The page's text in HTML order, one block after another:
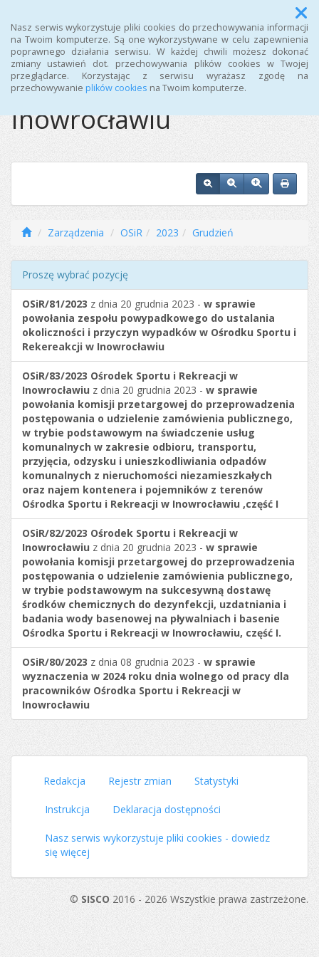
Nasz serwis wykorzystuje pliki cookies do przechowywania informacji
na Twoim komputerze. Są one wykorzystywane w celu zapewnienia
poprawnego działania serwisu. W każdej chwili możesz dokonać
zmiany ustawień dot. przechowywania plików cookies w Twojej
przeglądarce. Korzystając z serwisu wyrażasz zgodę na
przechowywanie plików cookies na Twoim komputerze.
Menu
Ośrodek Sportu i
Rekreacji w
Inowrocławiu
Zarządzenia OSiR 2023 Grudzień
Proszę wybrać pozycję
OSiR/81/2023 z dnia 20 grudnia 2023 - w sprawie
powołania zespołu powypadkowego do ustalania
okoliczności i przyczyn wypadków w Ośrodku Sportu i
Rekereakcji w Inowrocławiu
OSiR/83/2023 Ośrodek Sportu i Rekreacji w
Inowrocławiu z dnia 20 grudnia 2023 - w sprawie
powołania komisji przetargowej do przeprowadzenia
postępowania o udzielenie zamówienia publicznego,
w trybie podstawowym na świadczenie usług
komunalnych w zakresie odbioru, transportu,
przyjęcia, odzysku i unieszkodliwiania odpadów
komunalnych z nieruchomości niezamieszkałych
oraz najem kontenera i pojemników z terenów
Ośrodka Sportu i Rekreacji w Inowrocławiu ,część I
OSiR/82/2023 Ośrodek Sportu i Rekreacji w
Inowrocławiu z dnia 20 grudnia 2023 - w sprawie
powołania komisji przetargowej do przeprowadzenia
postępowania o udzielenie zamówienia publicznego,
w trybie podstawowym na sukcesywną dostawę
środków chemicznych do dezynfekcji, uzdatniania i
badania wody basenowej na pływalniach i basenie
Ośrodka Sportu i Rekreacji w Inowrocławiu, część I.
OSiR/80/2023 z dnia 08 grudnia 2023 - w sprawie
wyznaczenia w 2024 roku dnia wolnego od pracy dla
pracowników Ośrodka Sportu i Rekreacji w
Inowrocławiu
Redakcja Rejestr zmian Statystyki
Instrukcja Deklaracja dostępności
Nasz serwis wykorzystuje pliki cookies - dowiedz
się więcej
© SISCO 2016 - 2026 Wszystkie prawa zastrzeżone.